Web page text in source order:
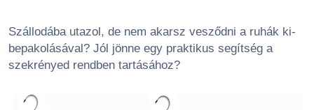
Szállodába utazol, de nem akarsz vesződni a ruhák ki-
bepakolásával? Jól jönne egy praktikus segítség a
szekrényed rendben tartásához?